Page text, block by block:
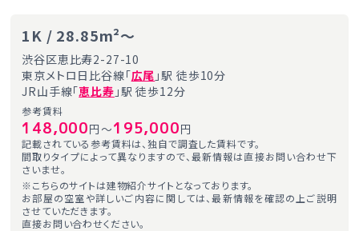
1K / 28.85m²～
渋谷区恵比寿2-27-10
東京メトロ日比谷線「広尾 」駅 徒歩10分
JR山手線「恵比寿 」駅 徒歩12分
参考賃料
148,000円～195,000円
記載されている参考賃料は、独自で調査した賃料です。
間取りタイプによって異なりますので、最新情報は直接お問い合わせ下
さいませ。
※こちらのサイトは建物紹介サイトとなっております。
お部屋の空室や詳しいご内容に関しては、最新情報を確認の上ご説明
させていただきます。
直接お問い合わせください。